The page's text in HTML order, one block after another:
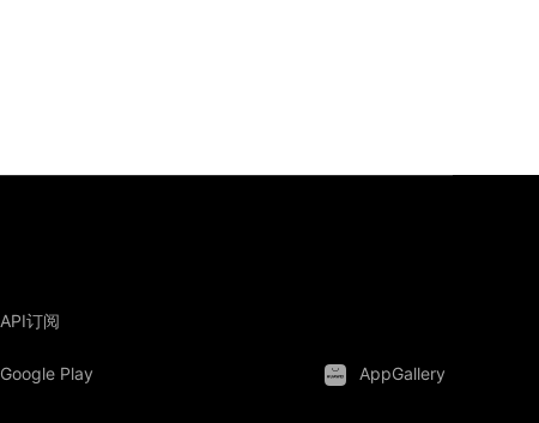
API订阅
Google Play AppGallery